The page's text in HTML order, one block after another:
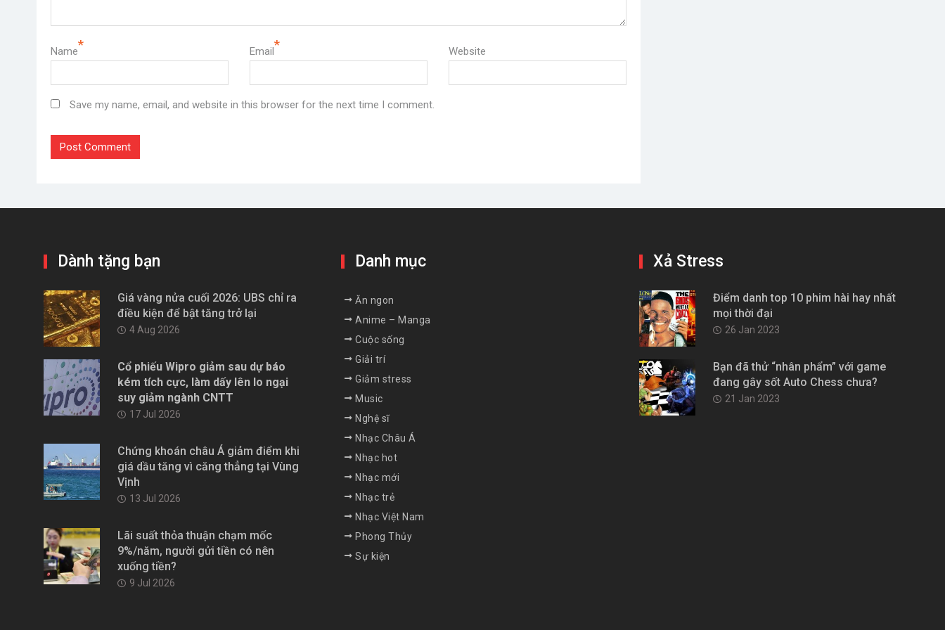
Khóa học lấy may mắn 2022:
Phong thủy thờ cúng:
https://www.youtube.com/playlist?list=PL795Y9nc5jz9sG2cs1OE5wI_8bvlK64tp
https://www.youtube.com/playlist?list=PL795Y9nc5jz8z3cMGFYWQyLsXys9gMkI9
Khóa học phong thủy cơ bản:
Name* Email* Website
Save my name, email, and website in this browser for the next time I comment.
Dành tặng bạn
Giá vàng nửa cuối 2026: UBS chỉ ra
điều kiện để bật tăng trở lại
4 Aug 2026
Cổ phiếu Wipro giảm sau dự báo
kém tích cực, làm dấy lên lo ngại
suy giảm ngành CNTT
17 Jul 2026
Chứng khoán châu Á giảm điểm khi
giá dầu tăng vì căng thẳng tại Vùng
Vịnh
13 Jul 2026
Lãi suất thỏa thuận chạm mốc
9%/năm, người gửi tiền có nên
xuống tiền?
9 Jul 2026
Danh mục
Ăn ngon
Anime – Manga
Cuộc sống
Giải trí
Giảm stress
Music
Nghệ sĩ
Nhạc Châu Á
Nhạc hot
Nhạc mới
Nhạc trẻ
Nhạc Việt Nam
Phong Thủy
Sự kiện
Xả Stress
Điểm danh top 10 phim hài hay nhất
mọi thời đại
26 Jan 2023
Bạn đã thử “nhân phẩm” với game
đang gây sốt Auto Chess chưa?
21 Jan 2023